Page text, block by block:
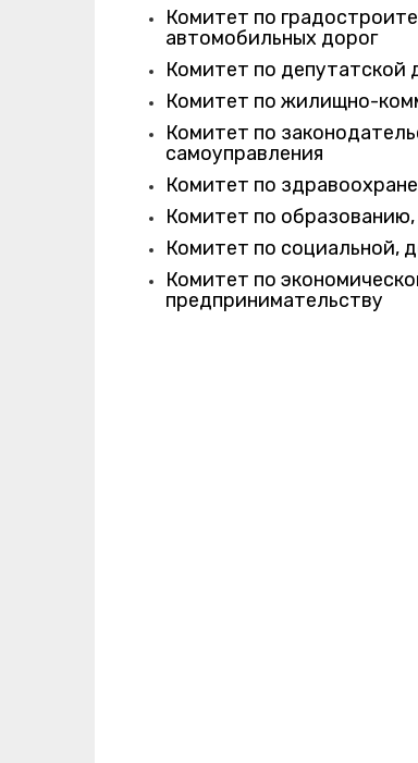
Комитет по
автомобильных дорог
Комитет по депутатской
Комитет по жилищно-
Комитет по
самоуправления
Комитет по
Комитет по
Комитет по социальной,
Комитет по
предпринимательству